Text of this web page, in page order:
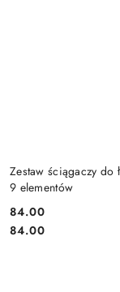
Zestaw ściągaczy do
9 elementów
Cena:
84.00
Cena:
84.00